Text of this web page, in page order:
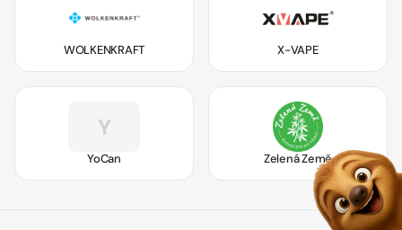
WOLKENKRAFT X-VAPE
Y
YoCan Zelená Země